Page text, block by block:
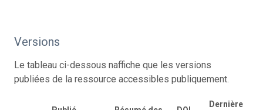
Versions
Le tableau ci-dessous naffiche que les versions
publiées de la ressource accessibles publiquement.
Dernière